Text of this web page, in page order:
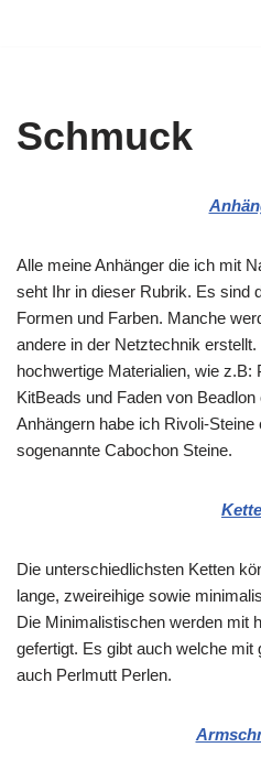
Schmuck
Alle meine Anhänger die ich mit
seht Ihr in dieser Rubrik. Es sind
Formen und Farben. Manche
andere in der Netztechnik
hochwertige Materialien, wie z.B:
KitBeads und Faden von
Anhängern habe ich Rivoli-
sogenannte Cabochon Steine.
Die unterschiedlichsten Ketten
lange, zweireihige sowie
Die Minimalistischen werden mit
gefertigt. Es gibt auch welche mit
auch Perlmutt Perlen.